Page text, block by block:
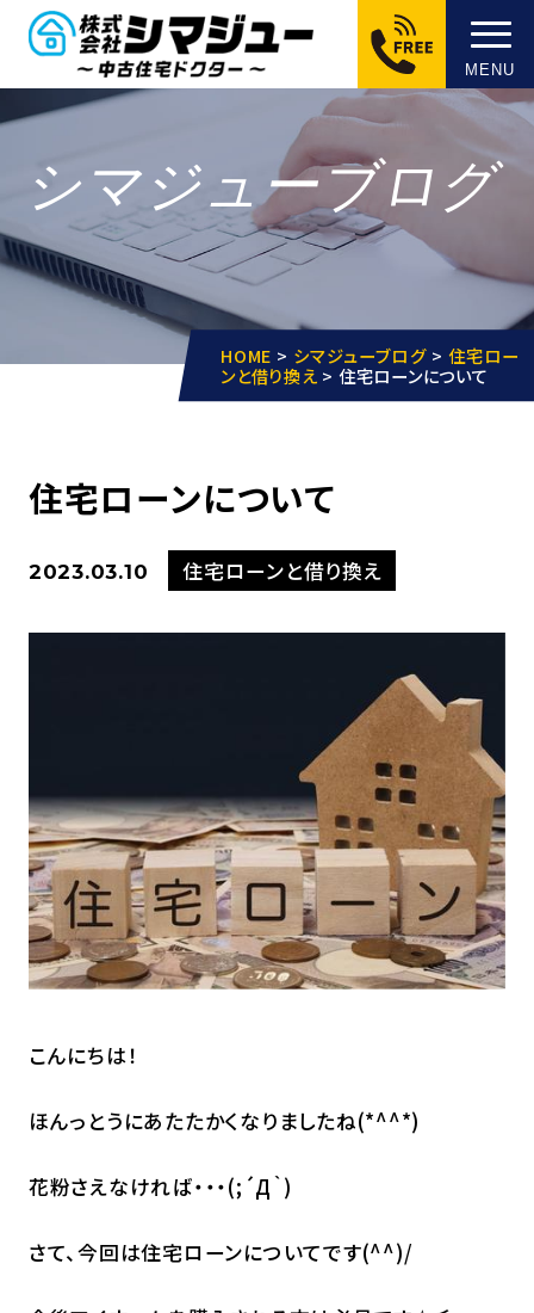
MENU
シマジューブログ
HOME > シマジューブログ> 住宅ロー
ンと借り換え > 住宅ローンについて
住宅ローンについて
2023.03.10 住宅ローンと借り換え
こんにちは！
ほんっとうにあたたかくなりましたね(*^^*)
花粉さえなければ・・・(;´Д｀)
さて、今回は住宅ローンについてです(^^)/